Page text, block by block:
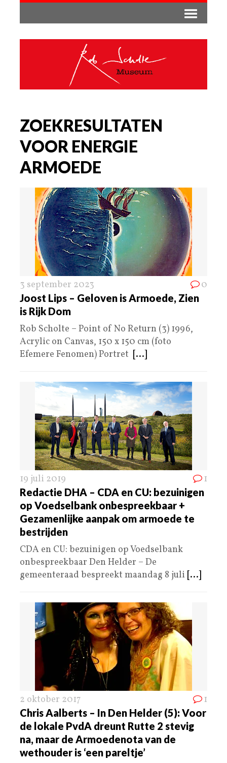
ZOEKRESULTATEN
VOOR ENERGIE
ARMOEDE
3 september 2023 0
Joost Lips – Geloven is Armoede, Zien
is Rijk Dom
Rob Scholte – Point of No Return (3) 1996,
Acrylic on Canvas, 150 x 150 cm (foto
Efemere Fenomen) Portret [...]
19 juli 2019 1
Redactie DHA – CDA en CU: bezuinigen
op Voedselbank onbespreekbaar +
Gezamenlijke aanpak om armoede te
bestrijden
CDA en CU: bezuinigen op Voedselbank
onbespreekbaar Den Helder – De
gemeenteraad bespreekt maandag 8 juli [...]
2 oktober 2017 1
Chris Aalberts – In Den Helder (5): Voor
de lokale PvdA dreunt Rutte 2 stevig
na, maar de Armoedenota van de
wethouder is ‘een pareltje’